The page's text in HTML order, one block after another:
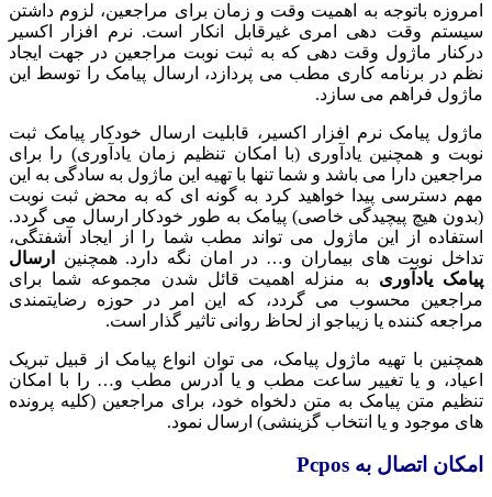
امروزه باتوجه به اهمیت وقت و زمان برای مراجعین، لزوم داشتن
سیستم وقت دهی امری غیرقابل انکار است. نرم افزار اکسیر
درکنار ماژول وقت دهی که به ثبت نوبت مراجعین در جهت ایجاد
نظم در برنامه کاری مطب می پردازد، ارسال پیامک را توسط این
ماژول فراهم می سازد.
ماژول پیامک نرم افزار اکسیر، قابلیت ارسال خودکار پیامک ثبت
نوبت و همچنین یادآوری (با امکان تنظیم زمان یادآوری) را برای
مراجعین دارا می باشد و شما تنها با تهیه این ماژول به سادگی به این
مهم دسترسی پیدا خواهید کرد به گونه ای که به محض ثبت نوبت
(بدون هیچ پیچیدگی خاصی) پیامک به طور خودکار ارسال می گردد.
استفاده از این ماژول می تواند مطب شما را از ایجاد آشفتگی،
تداخل نوبت های بیماران و… در امان نگه دارد. همچنین ارسال
پیامک یادآوری به منزله اهمیت قائل شدن مجموعه شما برای
مراجعین محسوب می گردد، که این امر در حوزه رضایتمندی
مراجعه کننده یا زیباجو از لحاظ روانی تاثیر گذار است.
همچنین با تهیه ماژول پیامک، می توان انواع پیامک از قبیل تبریک
اعیاد، و یا تغییر ساعت مطب و یا آدرس مطب و… را با امکان
تنظیم متن پیامک به متن دلخواه خود، برای مراجعین (کلیه پرونده
های موجود و یا انتخاب گزینشی) ارسال نمود.
امکان اتصال به Pcpos